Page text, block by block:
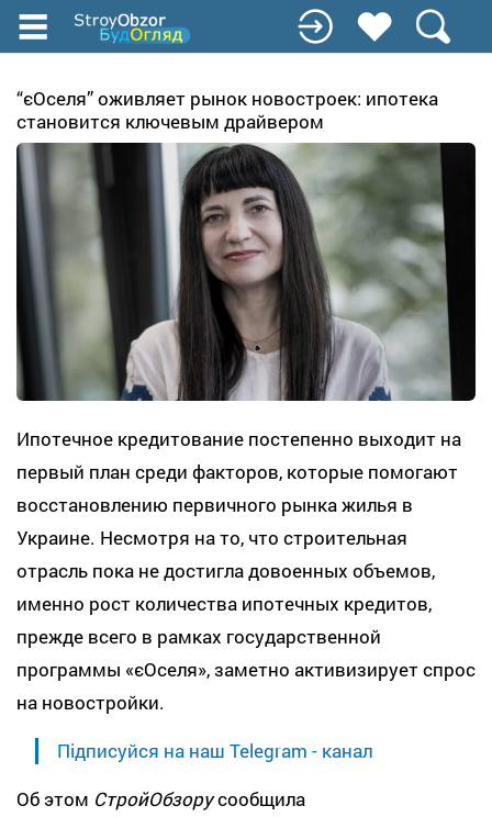
Перейти
содержанию
“єОселя” оживляет рынок новостроек: ипотека
становится ключевым драйвером
Ипотечное кредитование постепенно выходит на
первый план среди факторов, которые помогают
восстановлению первичного рынка жилья в
Украине. Несмотря на то, что строительная
отрасль пока не достигла довоенных объемов,
именно рост количества ипотечных кредитов,
прежде всего в рамках государственной
программы «єОселя», заметно активизирует спрос
на новостройки.
Підписуйся на наш Telegram - канал
Об этом СтройОбзорусообщила